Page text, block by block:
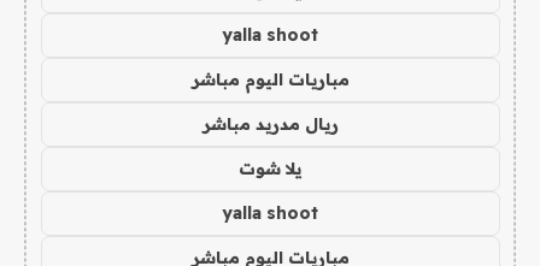
yalla shoot
مباريات اليوم مباشر
ريال مدريد مباشر
يلا شوت
yalla shoot
مباريات اليوم مباشر